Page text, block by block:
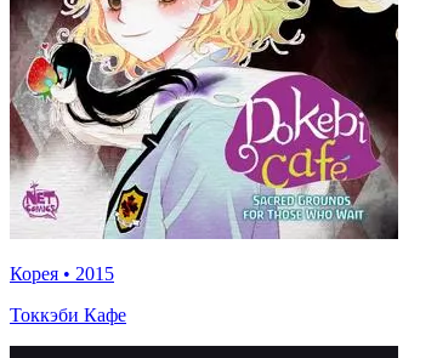
Корея • 2015
Токкэби Кафе